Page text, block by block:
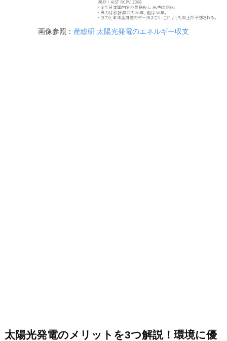
画像参照： 産総研 太陽光発電のエネルギー収支
太陽光発電のメリットを3つ解説！環境に優